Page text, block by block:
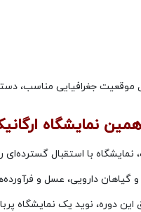
موقعیت جغرافیایی
نمایشگاه
و گیاهان دارویی، عسل و
دوره، نوید یک نمایشگاه پربارتر و